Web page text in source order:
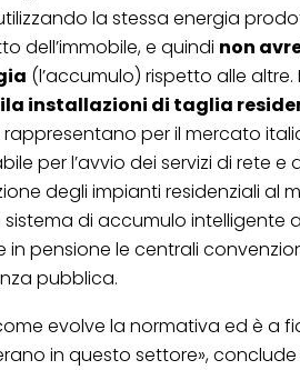
la stessa energia
dell’immobile, e quindi non
(l’accumulo) rispetto alle
installazioni di taglia
per il mercato
per l’avvio dei servizi di rete
degli impianti residenziali al
sistema di accumulo intelligente
pensione le centrali
pubblica.
evolve la normativa ed è a
in questo settore», conclude